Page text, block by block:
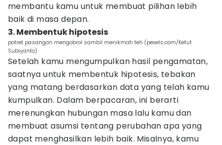
membantu kamu untuk membuat pilihan lebih
baik di masa depan.
3. Membentuk hipotesis
potret pasangan mengobrol sambil menikmati teh (pexels.com/Ketut
Subiyanto)
Setelah kamu mengumpulkan hasil pengamatan,
saatnya untuk membentuk hipotesis, tebakan
yang matang berdasarkan data yang telah kamu
kumpulkan. Dalam berpacaran, ini berarti
merenungkan hubungan masa lalu kamu dan
membuat asumsi tentang perubahan apa yang
dapat menghasilkan lebih baik. Misalnya, kamu